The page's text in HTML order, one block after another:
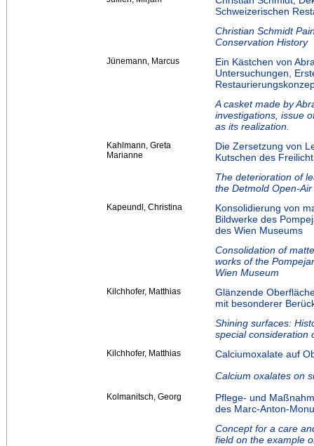
Schweizerischen
Christian Schmidt
Conservation History
Jünemann, Marcus
Ein Kästchen von
Untersuchungen,
A casket made by
investigations, issue
as its realization.
Kahlmann, Greta
Marianne
Die Zersetzung von
Kutschen des
The deterioration of
the Detmold Open-
Kapeundl, Christina
Konsolidierung von
Bildwerke des
des Wien Museums
Consolidation of
works of the
Wien Museum
Kilchhofer, Matthias
Glänzende
mit besonderer
Shining surfaces:
special consideration
Kilchhofer, Matthias
Calciumoxalate auf
Calcium oxalates on
Kolmanitsch, Georg
Pflege- und
des Marc-Anton-
Concept for a care
field on the example